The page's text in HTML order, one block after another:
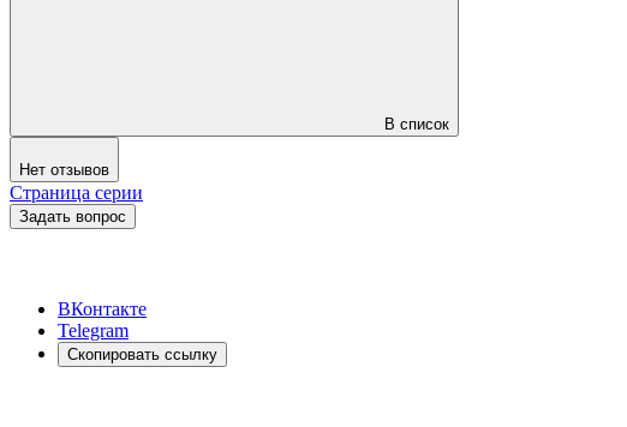
В список
Нет отзывов
Страница серии
Задать вопрос
ВКонтакте
Telegram
Скопировать ссылку